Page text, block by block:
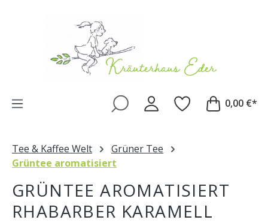
0,00 €*
Tee & Kaffee Welt
Grüner Tee
Grüntee aromatisiert
GRÜNTEE AROMATISIERT
RHABARBER KARAMELL